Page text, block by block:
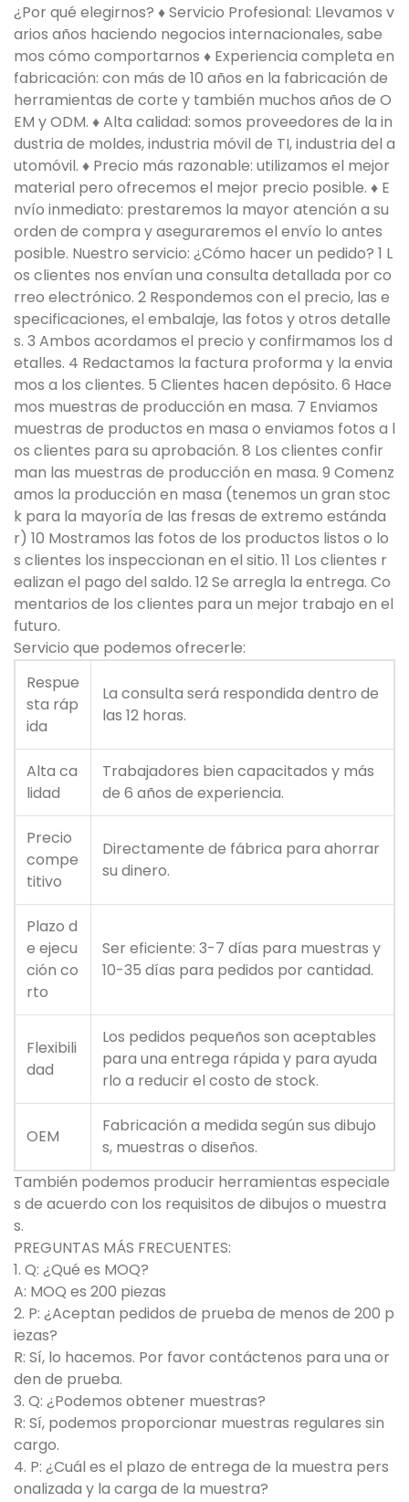
¿Por qué elegirnos? ♦ Servicio Profesional: Llevamos v
arios años haciendo negocios internacionales, sabe
mos cómo comportarnos ♦ Experiencia completa en
fabricación: con más de 10 años en la fabricación de
herramientas de corte y también muchos años de O
EM y ODM. ♦ Alta calidad: somos proveedores de la in
dustria de moldes, industria móvil de TI, industria del a
utomóvil. ♦ Precio más razonable: utilizamos el mejor
material pero ofrecemos el mejor precio posible. ♦ E
nvío inmediato: prestaremos la mayor atención a su
orden de compra y aseguraremos el envío lo antes
posible. Nuestro servicio: ¿Cómo hacer un pedido? 1 L
os clientes nos envían una consulta detallada por co
rreo electrónico. 2 Respondemos con el precio, las e
specificaciones, el embalaje, las fotos y otros detalle
s. 3 Ambos acordamos el precio y confirmamos los d
etalles. 4 Redactamos la factura proforma y la envia
mos a los clientes. 5 Clientes hacen depósito. 6 Hace
mos muestras de producción en masa. 7 Enviamos
muestras de productos en masa o enviamos fotos a l
os clientes para su aprobación. 8 Los clientes confir
man las muestras de producción en masa. 9 Comenz
amos la producción en masa (tenemos un gran stoc
k para la mayoría de las fresas de extremo estánda
r) 10 Mostramos las fotos de los productos listos o lo
s clientes los inspeccionan en el sitio. 11 Los clientes r
ealizan el pago del saldo. 12 Se arregla la entrega. Co
mentarios de los clientes para un mejor trabajo en el
futuro.
Servicio que podemos ofrecerle:
Respue
sta ráp
ida
La consulta será respondida dentro de
las 12 horas.
Alta ca
lidad
Trabajadores bien capacitados y más
de 6 años de experiencia.
Precio
compe
titivo
Directamente de fábrica para ahorrar
su dinero.
Plazo d
e ejecu
ción co
rto
Ser eficiente: 3-7 días para muestras y
10-35 días para pedidos por cantidad.
Flexibili
dad
Los pedidos pequeños son aceptables
para una entrega rápida y para ayuda
rlo a reducir el costo de stock.
OEM
Fabricación a medida según sus dibujo
s, muestras o diseños.
También podemos producir herramientas especiale
s de acuerdo con los requisitos de dibujos o muestra
s.
PREGUNTAS MÁS FRECUENTES:
1. Q: ¿Qué es MOQ?
A: MOQ es 200 piezas
2. P: ¿Aceptan pedidos de prueba de menos de 200 p
iezas?
R: Sí, lo hacemos. Por favor contáctenos para una or
den de prueba.
3. Q: ¿Podemos obtener muestras?
R: Sí, podemos proporcionar muestras regulares sin
cargo.
4. P: ¿Cuál es el plazo de entrega de la muestra pers
onalizada y la carga de la muestra?